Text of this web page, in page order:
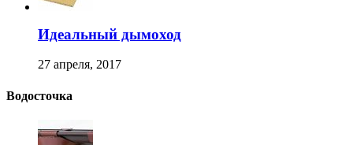
Идеальный дымоход
27 апреля, 2017
Водосточка